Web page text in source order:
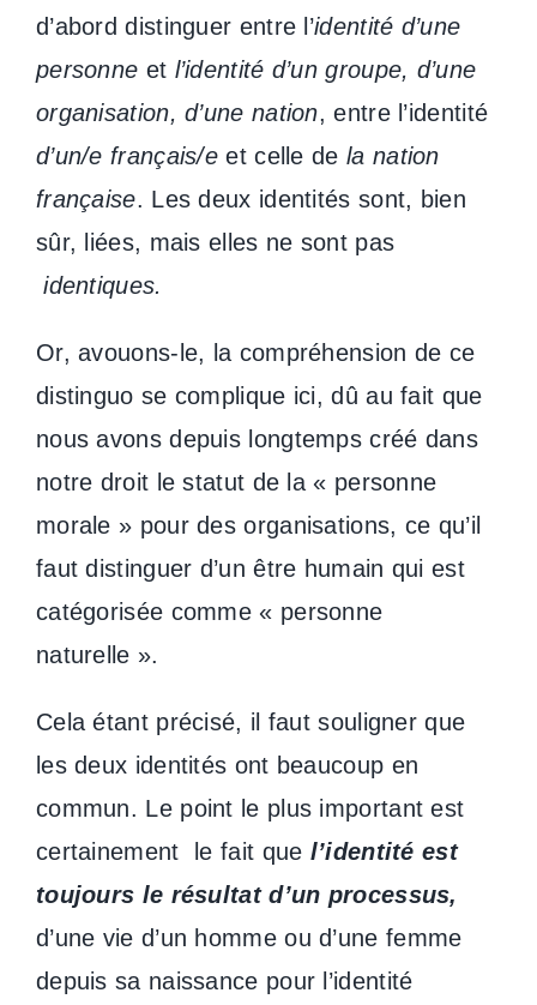
d’abord distinguer entre l’identité d’une
personne et l’identité d’un groupe, d’une
organisation, d’une nation, entre l’identité
d’un/e français/e et celle de la nation
française. Les deux identités sont, bien
sûr, liées, mais elles ne sont pas
identiques.
Or, avouons-le, la compréhension de ce
distinguo se complique ici, dû au fait que
nous avons depuis longtemps créé dans
notre droit le statut de la « personne
morale » pour des organisations, ce qu’il
faut distinguer d’un être humain qui est
catégorisée comme « personne
naturelle ».
Cela étant précisé, il faut souligner que
les deux identités ont beaucoup en
commun. Le point le plus important est
certainement le fait que l’identité est
toujours le résultat d’un processus,
d’une vie d’un homme ou d’une femme
depuis sa naissance pour l’identité